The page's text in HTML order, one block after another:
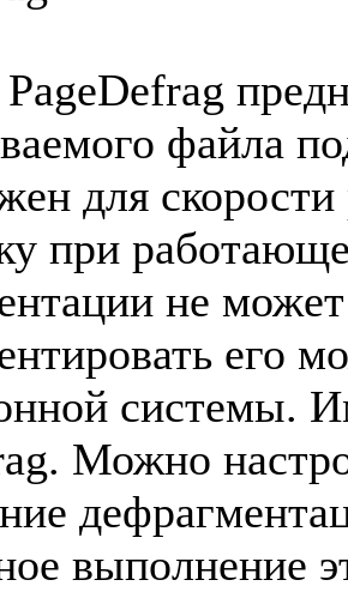
файла
для
при
не
его
системы.
Можно
выполнение